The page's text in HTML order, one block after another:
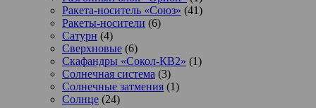
Ракета-носитель «Союз» (41)
Ракеты-носители (6)
Сатурн (4)
Сверхновые (6)
Скафандры «Сокол-КВ2» (1)
Солнечная система (3)
Солнечные затмения (1)
Солнце (24)